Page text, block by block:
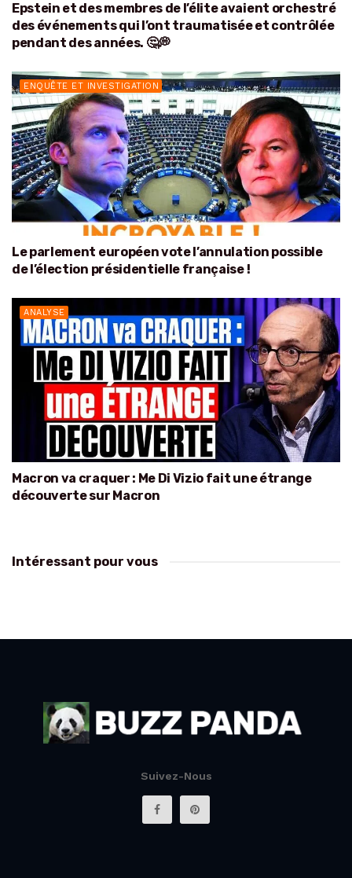
Epstein et des membres de l’élite avaient orchestré
des événements qui l’ont traumatisée et contrôlée
pendant des années. 🤔💭
ENQUÊTE ET INVESTIGATION
Le parlement européen vote l’annulation possible
de l’élection présidentielle française !
ANALYSE
Macron va craquer : Me Di Vizio fait une étrange
découverte sur Macron
Intéressant pour vous
Suivez-Nous